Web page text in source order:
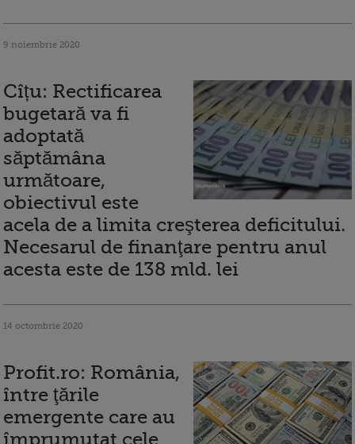
9 noiembrie 2020
Cîțu: Rectificarea
bugetară va fi
adoptată
săptămâna
următoare,
obiectivul este
acela de a limita creşterea deficitului.
Necesarul de finanţare pentru anul
acesta este de 138 mld. lei
14 octombrie 2020
Profit.ro: România,
între ţările
emergente care au
împrumutat cele